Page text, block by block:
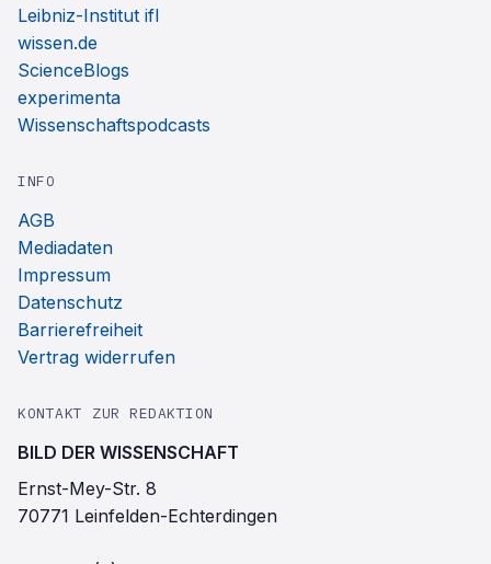
Leibniz-Institut ifl
wissen.de
ScienceBlogs
experimenta
Wissenschaftspodcasts
INFO
AGB
Mediadaten
Impressum
Datenschutz
Barrierefreiheit
Vertrag widerrufen
KONTAKT ZUR REDAKTION
BILD DER WISSENSCHAFT
Ernst-Mey-Str. 8
70771 Leinfelden-Echterdingen